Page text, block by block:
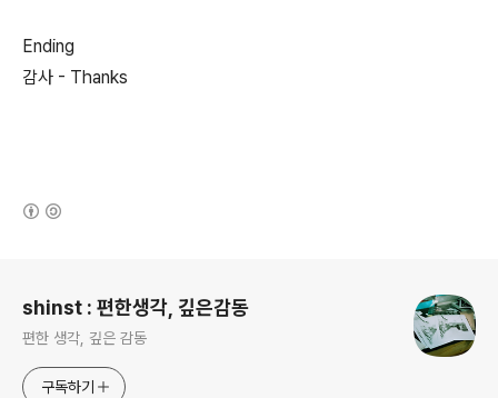
Ending
감사 - Thanks
shinst : 편한생각, 깊은감동
편한 생각, 깊은 감동
구독하기